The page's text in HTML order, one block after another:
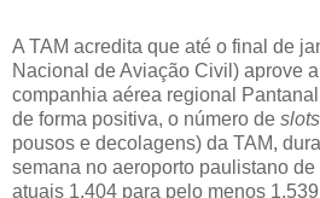
A TAM acredita que até o final de
Nacional de Aviação Civil) aprove
companhia aérea regional
de forma positiva, o número de slots
pousos e decolagens) da TAM,
semana no aeroporto paulistano
atuais 1.404 para pelo menos